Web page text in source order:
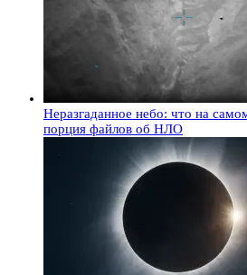
Неразгаданное небо: что на
порция файлов об НЛО